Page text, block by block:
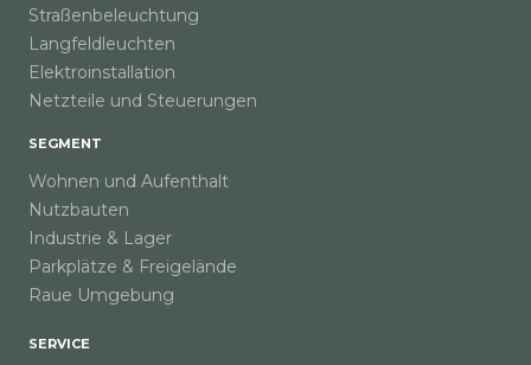
Straßenbeleuchtung
Langfeldleuchten
Elektroinstallation
Netzteile und Steuerungen
SEGMENT
Wohnen und Aufenthalt
Nutzbauten
Industrie & Lager
Parkplätze & Freigelände
Raue Umgebung
SERVICE